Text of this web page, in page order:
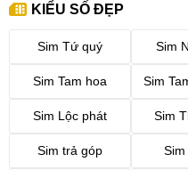
KIỂU SỐ ĐẸP
Sim Tứ quý Sim
Sim Tam hoa Sim
Sim Lộc phát Sim
Sim trả góp